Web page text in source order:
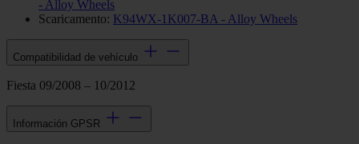
- Alloy Wheels
Scaricamento: K94WX-1K007-BA - Alloy Wheels
Compatibilidad de vehículo
Fiesta 09/2008 – 10/2012
Información GPSR